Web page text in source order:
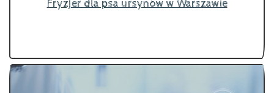
Fryzjer dla psa ursynów w Warszawie